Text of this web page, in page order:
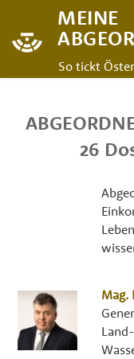
MEINE
So tickt
26
Mag.